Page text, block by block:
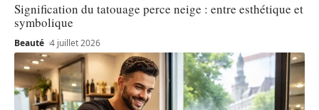
Signification du tatouage perce neige : entre esthétique et
symbolique
Beauté 4 juillet 2026